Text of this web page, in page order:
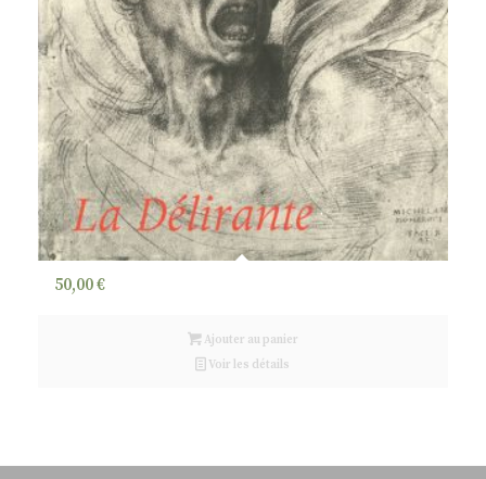
50,00€
Ajouter au panier
Voir les détails